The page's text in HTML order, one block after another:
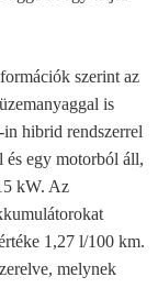
szerint az
is
hibrid rendszerrel
és egy motorból áll,
kW. Az
1,27 l/100 km.
melynek